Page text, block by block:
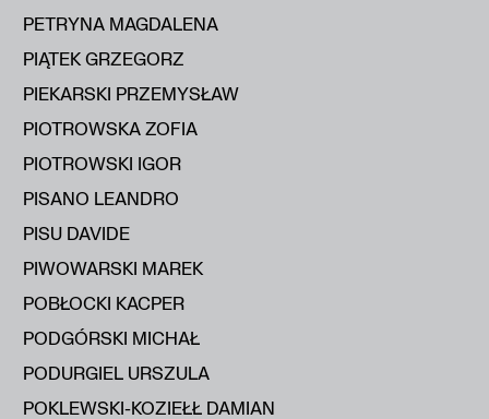
PETRYNA MAGDALENA
PIĄTEK GRZEGORZ
PIEKARSKI PRZEMYSŁAW
PIOTROWSKA ZOFIA
PIOTROWSKI IGOR
PISANO LEANDRO
PISU DAVIDE
PIWOWARSKI MAREK
POBŁOCKI KACPER
PODGÓRSKI MICHAŁ
PODURGIEL URSZULA
POKLEWSKI-KOZIEŁŁ DAMIAN